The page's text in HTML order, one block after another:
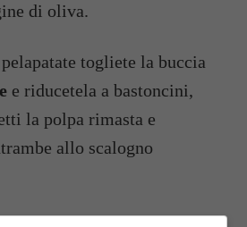
di oliva.
togliete la buccia
e riducetela a bastoncini,
la polpa rimasta e
allo scalogno